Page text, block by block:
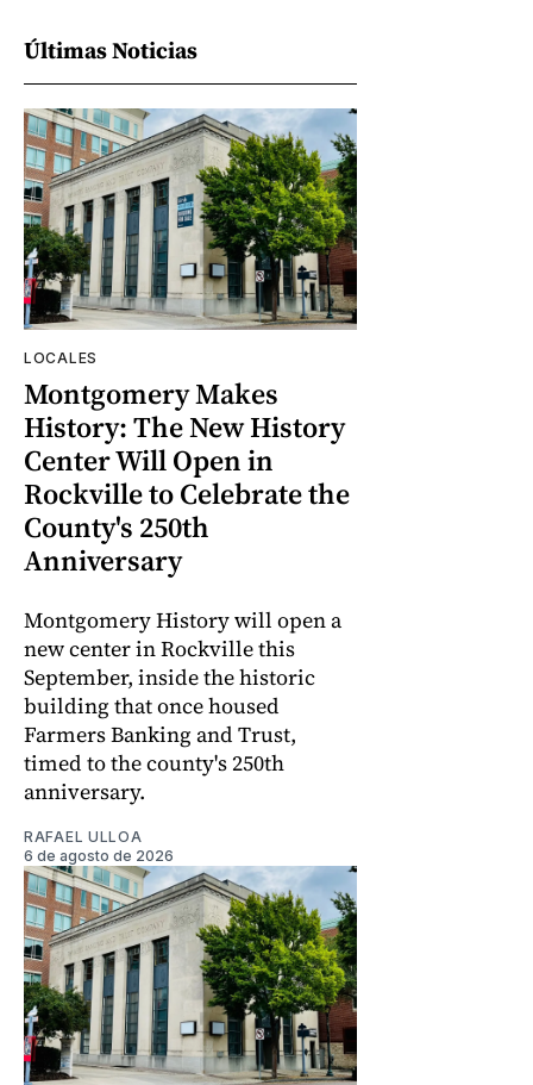
Últimas Noticias
LOCALES
Montgomery Makes
History: The New History
Center Will Open in
Rockville to Celebrate the
County's 250th
Anniversary
Montgomery History will open a
new center in Rockville this
September, inside the historic
building that once housed
Farmers Banking and Trust,
timed to the county's 250th
anniversary.
RAFAEL ULLOA
6 de agosto de 2026